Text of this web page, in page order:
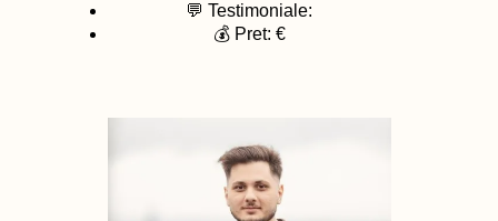
💬 Testimoniale:
💰 Pret: €